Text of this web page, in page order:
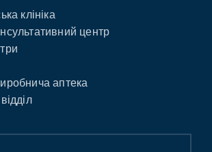
клініка
центр
аптека